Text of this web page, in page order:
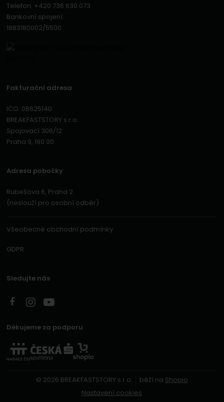
Telefon: +420 736 630 073
Bankovní spojení:
1883180002/5500
Fakturační adresa
IČO: 08625140
BREAKFASTSTORY s.r.o.
Spojovací 306/12
Praha 9, 190 00
Adresa pobočky
Rubešova 6, Praha 2
(neslouží pro osobní odběr)
Všeobecné obchodní podmínky
GDPR
Sledujte nás
Děkujeme za podporu
© 2026 BREAKFASTSTORY s.r.o. běží na Shopio
Nastavení cookies